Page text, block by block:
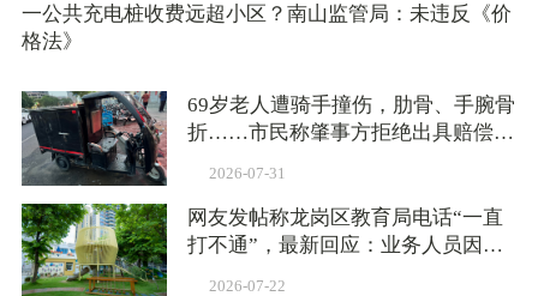
一公共充电桩收费远超小区？南山监管局：未违反《价
格法》
69岁老人遭骑手撞伤，肋骨、手腕骨
折……市民称肇事方拒绝出具赔偿方
2026-07-31
网友发帖称龙岗区教育局电话“一直
打不通”，最新回应：业务人员因公
2026-07-22